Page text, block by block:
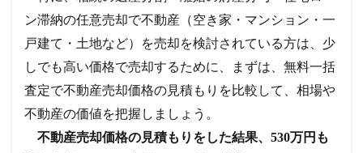
ン滞納の任意売却で不動産（空き家・マンション・一
戸建て・土地など）を売却を検討されている方は、少
しでも高い価格で売却するために、まずは、無料一括
査定で不動産売却価格の見積もりを比較して、相場や
不動産の価値を把握しましょう。
不動産売却価格の見積もりをした結果、530万円も